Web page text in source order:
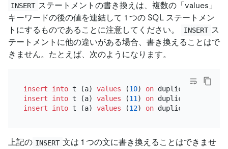
INSERT ステートメントの書き換えは、複数の「values」
キーワードの後の値を連結して 1 つの SQL ステートメン
トにするものであることに注意してください。
INSERT ス
テートメントに他の違いがある場合、書き換えることはで
きません。たとえば、次のようになります。
insert into t (a) values (10) on duplicate key
insert into t (a) values (11 ) on duplicate key
insert into t (a) values (12) on duplicate key
上記の INSERT 文は 1 つの文に書き換えることはできませ